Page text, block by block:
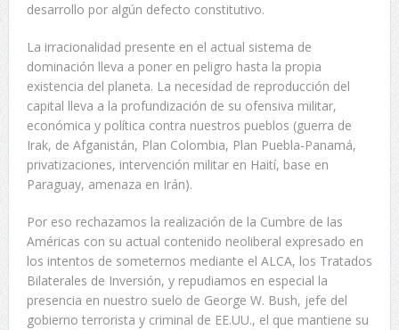
desarrollo por algún defecto constitutivo.
La irracionalidad presente en el actual sistema de
dominación lleva a poner en peligro hasta la propia
existencia del planeta. La necesidad de reproducción del
capital lleva a la profundización de su ofensiva militar,
económica y política contra nuestros pueblos (guerra de
Irak, de Afganistán, Plan Colombia, Plan Puebla-Panamá,
privatizaciones, intervención militar en Haití, base en
Paraguay, amenaza en Irán).
Por eso rechazamos la realización de la Cumbre de las
Américas con su actual contenido neoliberal expresado en
los intentos de someternos mediante el ALCA, los Tratados
Bilaterales de Inversión, y repudiamos en especial la
presencia en nuestro suelo de George W. Bush, jefe del
gobierno terrorista y criminal de EE.UU., el que mantiene su